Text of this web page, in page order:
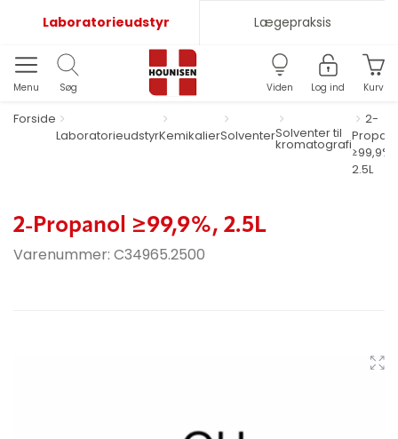
Laboratorieudstyr Lægepraksis
Menu Søg Viden Log ind Kurv
Forside
LaboratorieudstyrKemikalierSolventerSolventer til
kromatografi
2-
≥99,9%,
2.5L
2-Propanol ≥99,9%, 2.5L
Varenummer: C34965.2500